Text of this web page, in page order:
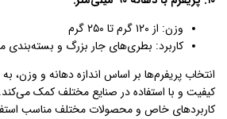
وزن: از ۱۲۰ گرم تا ۲۵۰ گرم
کاربرد: بطری‌های جار بزرگ و
انتخاب پریفرم‌ها بر اساس اندازه دهانه و وزن،
کیفیت و با استفاده در صنایع مختلف کمک
کاربردهای خاص و محصولات مختلف مناسب